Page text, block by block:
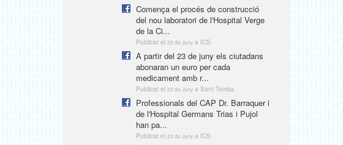
Comença el procés de construcció
del nou laboratori de l'Hospital Verge
de la Ci...
Publicat el 25 de Juny a ICS
A partir del 23 de juny els ciutadans
abonaran un euro per cada
medicament amb r...
Publicat el 22 de Juny a Sant Tomàs
Professionals del CAP Dr. Barraquer i
de l'Hospital Germans Trias i Pujol
han pa...
Publicat el 22 de Juny a ICS